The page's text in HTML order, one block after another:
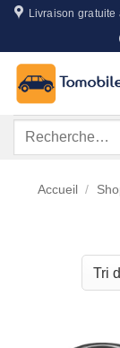
Passer
contenu
Livraison
Recherche
Accueil /